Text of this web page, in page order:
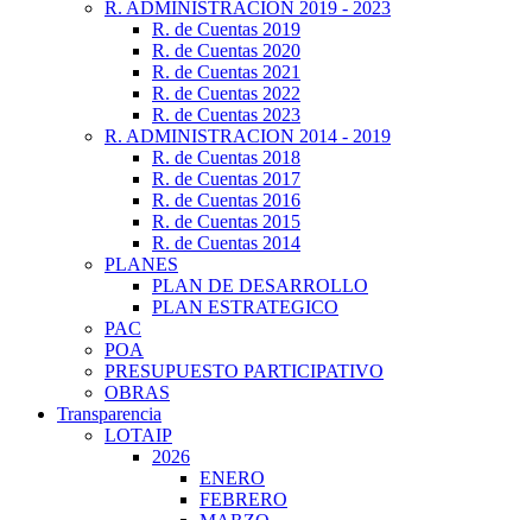
R. ADMINISTRACION 2019 - 2023
R. de Cuentas 2019
R. de Cuentas 2020
R. de Cuentas 2021
R. de Cuentas 2022
R. de Cuentas 2023
R. ADMINISTRACION 2014 - 2019
R. de Cuentas 2018
R. de Cuentas 2017
R. de Cuentas 2016
R. de Cuentas 2015
R. de Cuentas 2014
PLANES
PLAN DE DESARROLLO
PLAN ESTRATEGICO
PAC
POA
PRESUPUESTO PARTICIPATIVO
OBRAS
Transparencia
LOTAIP
2026
ENERO
FEBRERO